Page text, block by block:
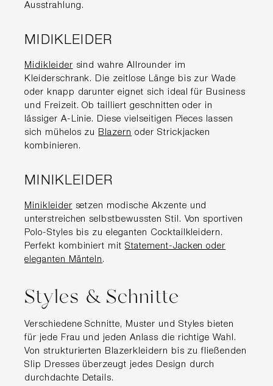
Ausstrahlung.
MIDIKLEIDER
Midikleider sind wahre Allrounder im
Kleiderschrank. Die zeitlose Länge bis zur Wade
oder knapp darunter eignet sich ideal für Business
und Freizeit. Ob tailliert geschnitten oder in
lässiger A-Linie. Diese vielseitigen Pieces lassen
sich mühelos zu Blazern oder Strickjacken
kombinieren.
MINIKLEIDER
Minikleider setzen modische Akzente und
unterstreichen selbstbewussten Stil. Von sportiven
Polo-Styles bis zu eleganten Cocktailkleidern.
Perfekt kombiniert mitStatement-Jacken oder
eleganten Mänteln .
Styles & Schnitte
Verschiedene Schnitte, Muster und Styles bieten
für jede Frau und jeden Anlass die richtige Wahl.
Von strukturierten Blazerkleidern bis zu fließenden
Slip Dresses überzeugt jedes Design durch
durchdachte Details.